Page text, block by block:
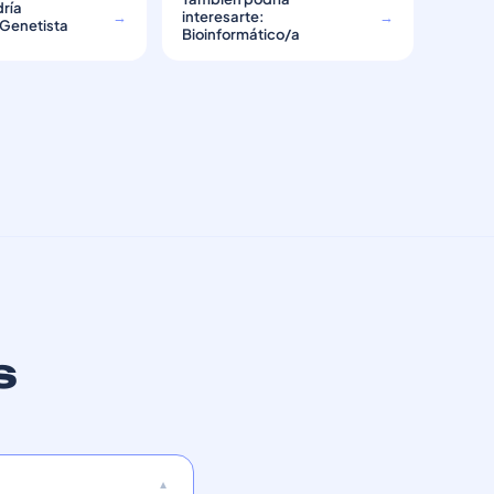
→
interesarte:
Bioinformático/a
→